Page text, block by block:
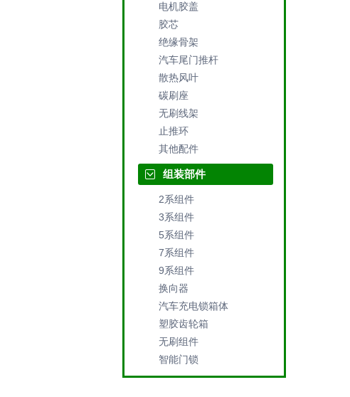
电机胶盖
胶芯
绝缘骨架
汽车尾门推杆
散热风叶
碳刷座
无刷线架
止推环
其他配件
组装部件
2系组件
3系组件
5系组件
7系组件
9系组件
换向器
汽车充电锁箱体
塑胶齿轮箱
无刷组件
智能门锁